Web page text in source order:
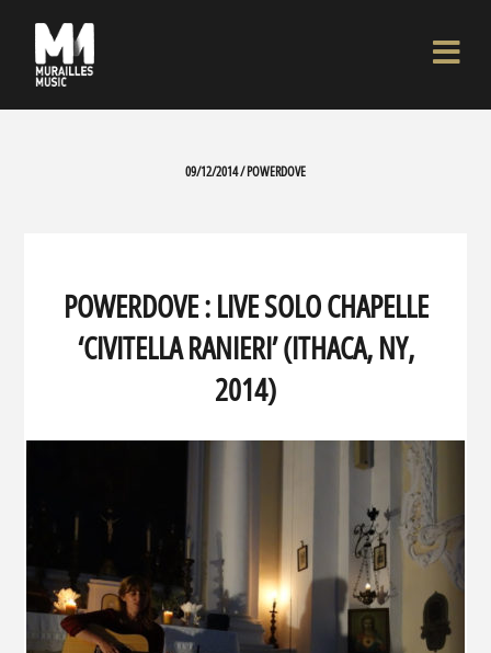
09/12/2014 / POWERDOVE
POWERDOVE : LIVE SOLO CHAPELLE
‘CIVITELLA RANIERI’ (ITHACA, NY,
2014)